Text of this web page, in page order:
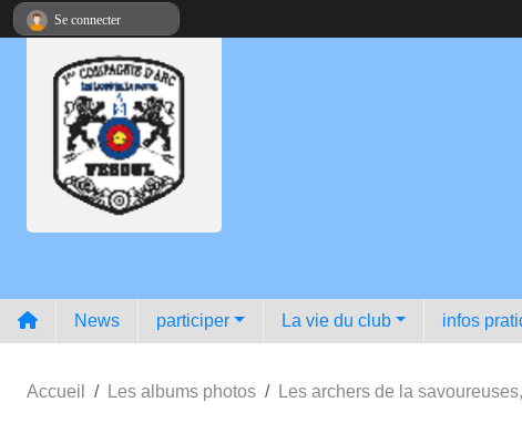
News participer La vie du club infos
Accueil Les albums photos Les archers de la
Se connecter
Panneau de gestion des cookies